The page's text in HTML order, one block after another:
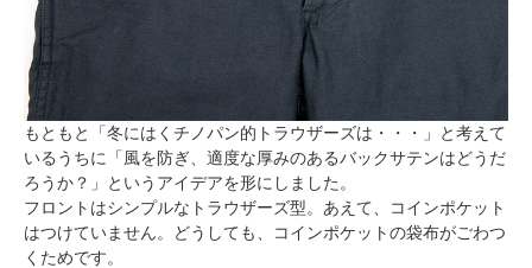
もともと「冬にはくチノパン的トラウザーズは・・・」と考えて
いるうちに「風を防ぎ、適度な厚みのあるバックサテンはどうだ
ろうか？」というアイデアを形にしました。
フロントはシンプルなトラウザーズ型。あえて、コインポケット
はつけていません。どうしても、コインポケットの袋布がごわつ
くためです。